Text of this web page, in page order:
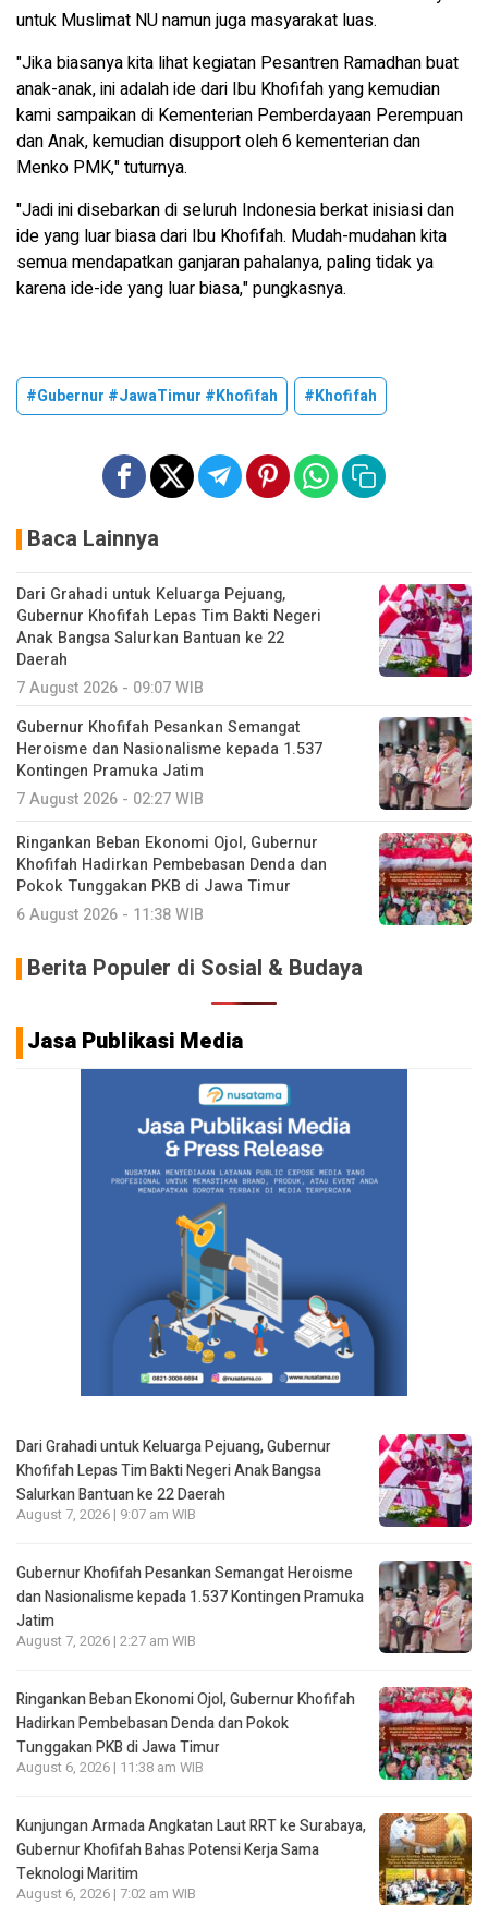
untuk Muslimat NU namun juga masyarakat luas.
"Jika biasanya kita lihat kegiatan Pesantren Ramadhan buat
anak-anak, ini adalah ide dari Ibu Khofifah yang kemudian
kami sampaikan di Kementerian Pemberdayaan Perempuan
dan Anak, kemudian disupport oleh 6 kementerian dan
Menko PMK," tuturnya.
"Jadi ini disebarkan di seluruh Indonesia berkat inisiasi dan
ide yang luar biasa dari Ibu Khofifah. Mudah-mudahan kita
semua mendapatkan ganjaran pahalanya, paling tidak ya
karena ide-ide yang luar biasa," pungkasnya.
#Gubernur #JawaTimur #Khofifah #Khofifah
Baca Lainnya
Dari Grahadi untuk Keluarga Pejuang,
Gubernur Khofifah Lepas Tim Bakti Negeri
Anak Bangsa Salurkan Bantuan ke 22
Daerah
7 August 2026 - 09:07 WIB
Gubernur Khofifah Pesankan Semangat
Heroisme dan Nasionalisme kepada 1.537
Kontingen Pramuka Jatim
7 August 2026 - 02:27 WIB
Ringankan Beban Ekonomi Ojol, Gubernur
Khofifah Hadirkan Pembebasan Denda dan
Pokok Tunggakan PKB di Jawa Timur
6 August 2026 - 11:38 WIB
Berita Populer di Sosial & Budaya
Jasa Publikasi Media
Dari Grahadi untuk Keluarga Pejuang, Gubernur
Khofifah Lepas Tim Bakti Negeri Anak Bangsa
Salurkan Bantuan ke 22 Daerah
August 7, 2026 | 9:07 am WIB
Gubernur Khofifah Pesankan Semangat Heroisme
dan Nasionalisme kepada 1.537 Kontingen Pramuka
Jatim
August 7, 2026 | 2:27 am WIB
Ringankan Beban Ekonomi Ojol, Gubernur Khofifah
Hadirkan Pembebasan Denda dan Pokok
Tunggakan PKB di Jawa Timur
August 6, 2026 | 11:38 am WIB
Kunjungan Armada Angkatan Laut RRT ke Surabaya,
Gubernur Khofifah Bahas Potensi Kerja Sama
Teknologi Maritim
August 6, 2026 | 7:02 am WIB